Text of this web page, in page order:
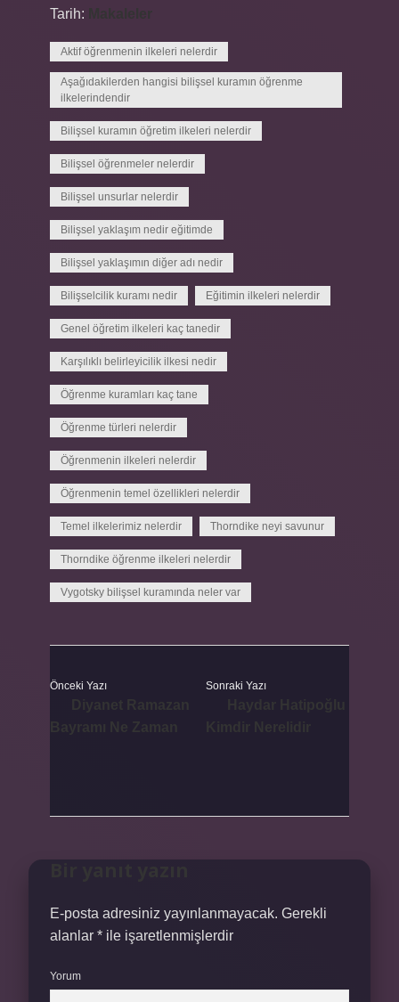
Tarih:
Aktif öğrenmenin ilkeleri nelerdir
Aşağıdakilerden hangisi bilişsel kuramın öğrenme
ilkelerindendir
Bilişsel kuramın öğretim ilkeleri nelerdir
Bilişsel öğrenmeler nelerdir
Bilişsel unsurlar nelerdir
Bilişsel yaklaşım nedir eğitimde
Bilişsel yaklaşımın diğer adı nedir
Bilişselcilik kuramı nedir Eğitimin ilkeleri nelerdir
Genel öğretim ilkeleri kaç tanedir
Karşılıklı belirleyicilik ilkesi nedir
Öğrenme kuramları kaç tane
Öğrenme türleri nelerdir
Öğrenmenin ilkeleri nelerdir
Öğrenmenin temel özellikleri nelerdir
Temel ilkelerimiz nelerdir Thorndike neyi savunur
Thorndike öğrenme ilkeleri nelerdir
Vygotsky bilişsel kuramında neler var
Önceki Yazı Sonraki Yazı
E-posta adresiniz yayınlanmayacak. Gerekli
alanlar * ile işaretlenmişlerdir
Yorum